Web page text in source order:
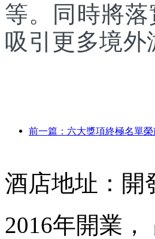
等。同時將
吸引更多境
酒店地址：開
2016年開業